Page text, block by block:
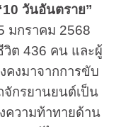
วันอันตราย”
มกราคม 2568
วิต 436 คน และผู้
คงมาจากการขับ
จักรยานยนต์เป็น
ความท้าทายด้าน